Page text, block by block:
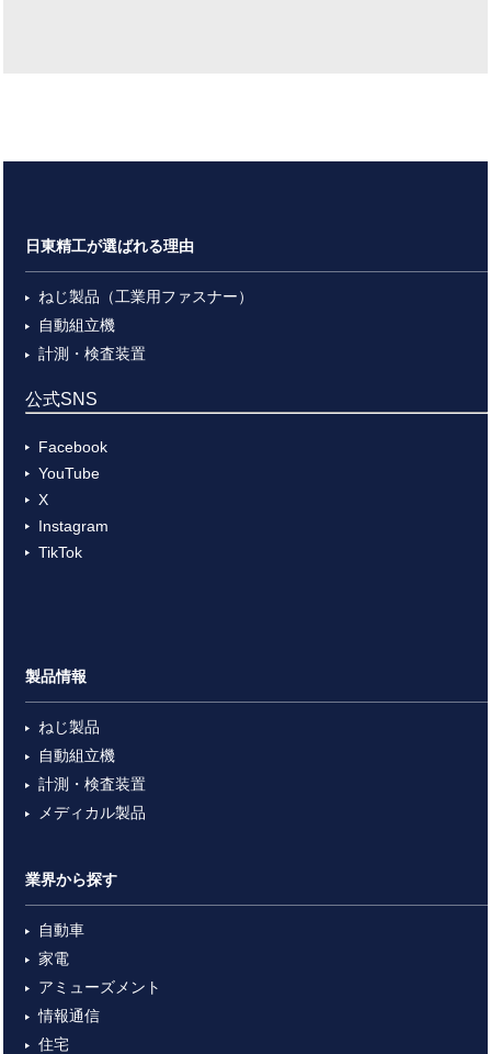
日東精工が選ばれる理由
ねじ製品（工業用ファスナー）
自動組立機
計測・検査装置
公式SNS
Facebook
YouTube
X
Instagram
TikTok
製品情報
ねじ製品
自動組立機
計測・検査装置
メディカル製品
業界から探す
自動車
家電
アミューズメント
情報通信
住宅